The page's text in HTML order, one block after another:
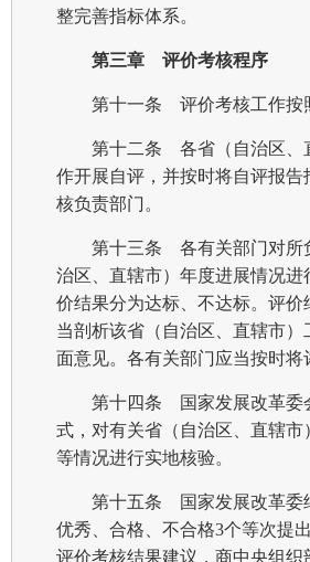
整完善指标体系。
第三章 评价考核程序
第十一条 评价考核工作按
第十二条 各省（自治区、
作开展自评，并按时将自评报
核负责部门。
第十三条 各有关部门对所
治区、直辖市）年度进展情况
价结果分为达标、不达标。评
当剖析该省（自治区、直辖市
面意见。各有关部门应当按时
第十四条 国家发展改革委
式，对有关省（自治区、直辖
等情况进行实地核验。
第十五条 国家发展改革委
优秀、合格、不合格3个等次提
评价考核结果建议，商中央组